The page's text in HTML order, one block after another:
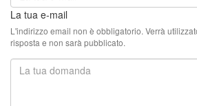
La tua e-mail
L'indirizzo email non è obbligatorio. Verrà
risposta e non sarà pubblicato.